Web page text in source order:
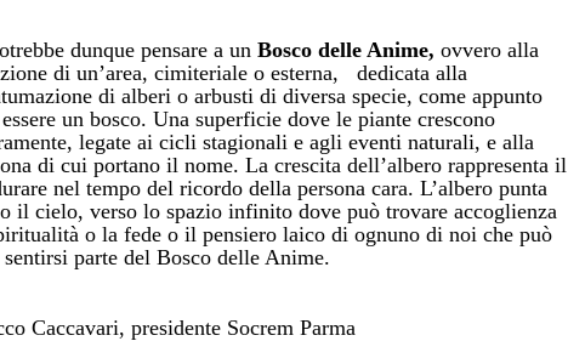
dunque pensare a un Bosco delle Anime, ovvero alla
di un’area, cimiteriale o esterna, dedicata alla
di alberi o arbusti di diversa specie, come appunto
un bosco. Una superficie dove le piante crescono
legate ai cicli stagionali e agli eventi naturali, e alla
di cui portano il nome. La crescita dell’albero rappresenta il
nel tempo del ricordo della persona cara. L’albero punta
il cielo, verso lo spazio infinito dove può trovare accoglienza
o la fede o il pensiero laico di ognuno di noi che può
sentirsi parte del Bosco delle Anime.
Caccavari, presidente Socrem Parma